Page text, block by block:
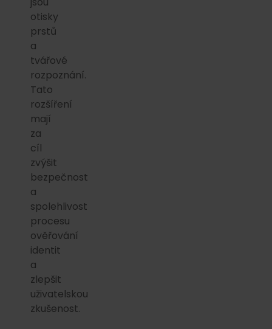
otisky
prstů
a
tvářové
rozpoznání.
Tato
rozšíření
mají
za
cíl
zvýšit
bezpečnost
a
spolehlivost
procesu
ověřování
identit
a
zlepšit
uživatelskou
zkušenost.